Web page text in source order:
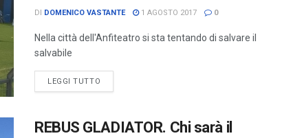
DI DOMENICO VASTANTE 1 AGOSTO 2017 0
Nella città dell'Anfiteatro si sta tentando di salvare il
salvabile
LEGGI TUTTO
REBUS GLADIATOR. Chi sarà il